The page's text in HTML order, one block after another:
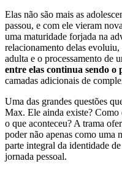
Elas não são mais as
passou, e com ele vieram
uma maturidade forjada na
relacionamento delas
adulta e o processamento de
entre elas continua sendo o
camadas adicionais de
Uma das grandes questões
Max. Ele ainda existe? Como
o que aconteceu? A trama
poder não apenas como uma
parte integral da identidade
jornada pessoal.